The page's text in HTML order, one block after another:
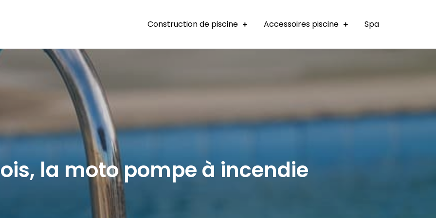
dans tous ses états : du kit piscine à la piscine naturelle
Construction de piscine Accessoires piscine Spa
la moto pompe à incendie